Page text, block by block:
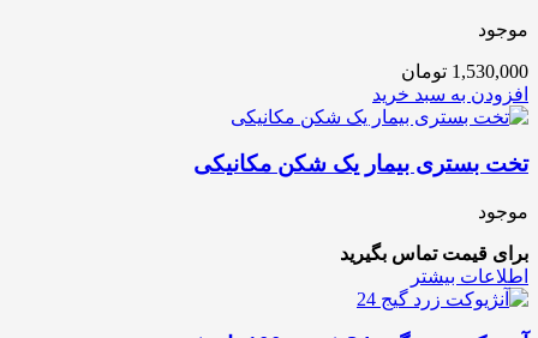
موجود
1,530,000 تومان
افزودن به سبد خرید
تخت بستری بیمار یک شکن مکانیکی
موجود
برای قیمت تماس بگیرید
اطلاعات بیشتر